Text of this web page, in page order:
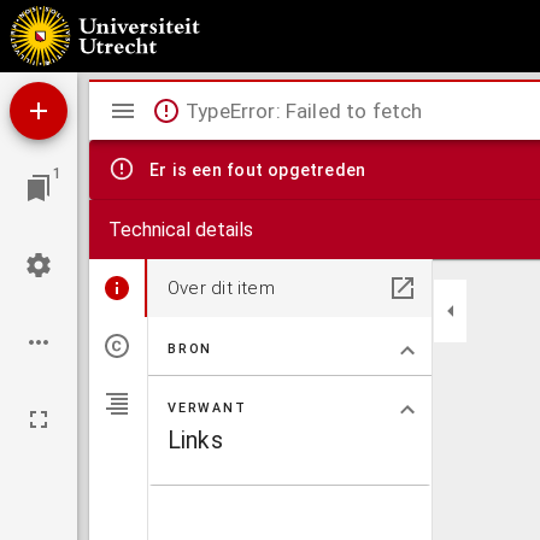
Globi coelestis in tabulas planas redacti pars III in qua longitudines stellarum fixarum
1
Mirador
viewer
TypeError: Failed to fetch
Er is een fout opgetreden
Technical details
Over dit item
BRON
VERWANT
Links